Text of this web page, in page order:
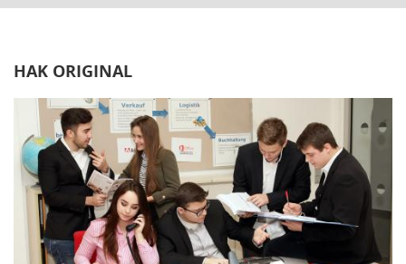
HAK ORIGINAL